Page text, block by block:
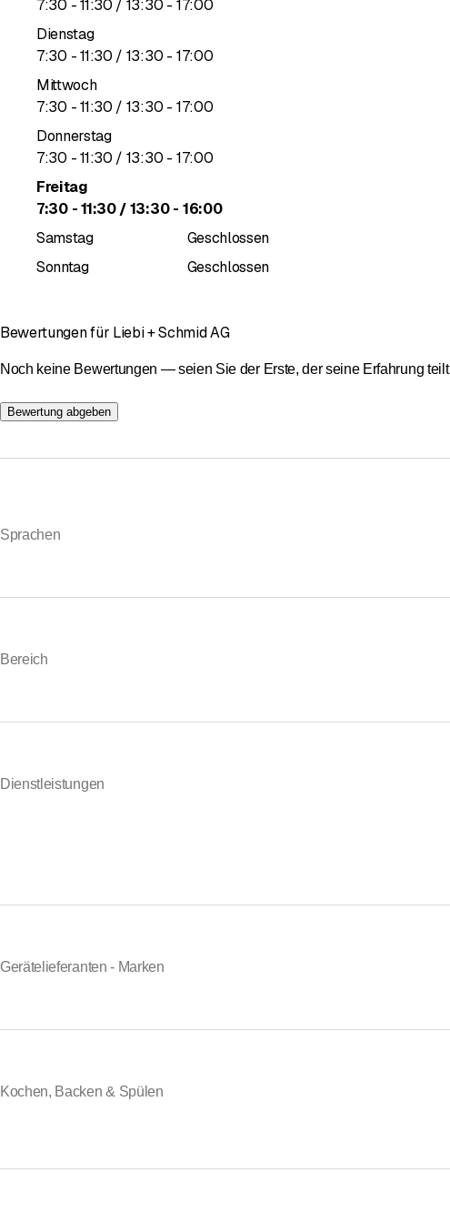
7:30 - bis
11:30 / 13:30 - bis
17:00
Dienstag
7:30 - bis
11:30 / 13:30 - bis
17:00
Mittwoch
7:30 - bis
11:30 / 13:30 - bis
17:00
Donnerstag
7:30 - bis
11:30 / 13:30 - bis
17:00
Freitag
7:30 - bis
11:30/ 13:30 - bis
16:00
Samstag
Geschlossen
Sonntag
Geschlossen
Bewertungen für Liebi + Schmid AG
Noch keine Bewertungen — seien Sie der Erste, der seine Erfahrung teilt
Bewertung abgeben
Sprachen
Bereich
Dienstleistungen
Gerätelieferanten - Marken
Kochen, Backen & Spülen